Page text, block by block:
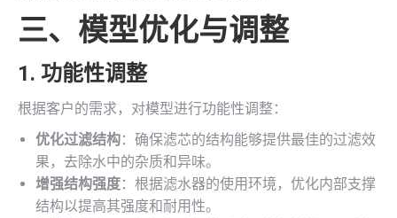
三、模型优化与调整
1. 功能性调整
根据客户的需求，对模型进行功能性调整：
优化过滤结构：确保滤芯的结构能够提供最佳的过滤效
果，去除水中的杂质和异味。
增强结构强度：根据滤水器的使用环境，优化内部支撑
结构以提高其强度和耐用性。